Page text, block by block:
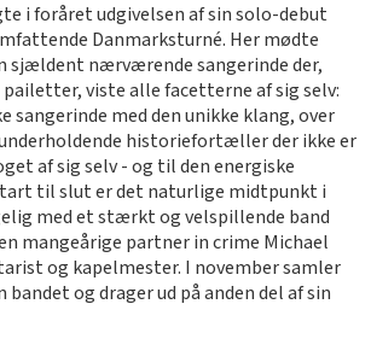
i foråret udgivelsen af sin solo-debut
Danmarksturné. Her mødte
sjældent nærværende sangerinde der,
viste alle facetterne af sig selv:
sangerinde med den unikke klang, over
historiefortæller der ikke er
af sig selv - og til den energiske
til slut er det naturlige midtpunkt i
med et stærkt og velspillende band
mangeårige partner in crime Michael
og kapelmester. I november samler
bandet og drager ud på anden del af sin